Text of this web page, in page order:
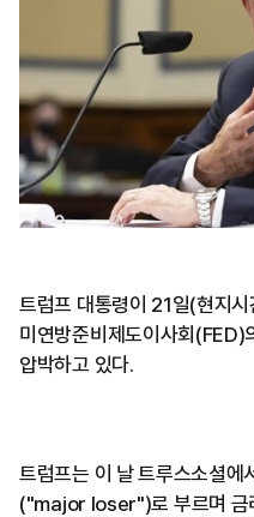
트럼프 대통령이 21일(현지
미연방준비제도이사회(FED)
압박하고 있다.
트럼프는 이 날 트루스소셜에
("major loser")로 부르며 금